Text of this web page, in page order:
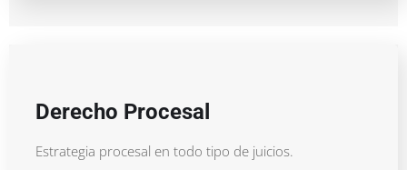
Derecho Procesal
Estrategia procesal en todo tipo de juicios.